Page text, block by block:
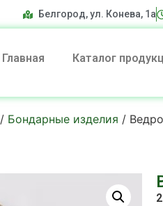
Белгород, ул. Конева, 1а
Главная Каталог
/ Бондарные изделия /